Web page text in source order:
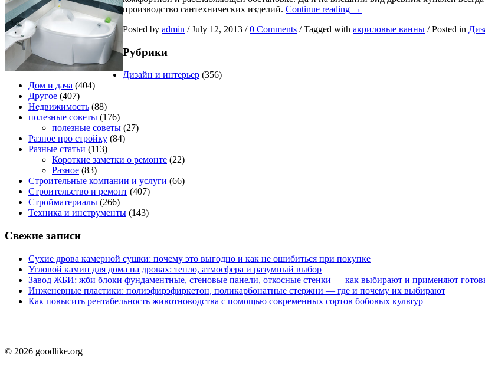
производство сантехнических изделий. Continue reading Акриловые
–
→
Posted by admin / July 12, 2013 / 0 Comments / Tagged with акриловые ванны / Posted in
Рубрики
Дизайн и интерьер (356)
Дом и дача (404)
Другое (407)
Недвижимость (88)
полезные советы (176)
полезные советы (27)
Разное про стройку (84)
Разные статьи (113)
Короткие заметки о ремонте (22)
Разное (83)
Строительные компании и услуги (66)
Строительство и ремонт (407)
Стройматериалы (266)
Техника и инструменты (143)
Свежие записи
Сухие дрова камерной сушки: почему это выгодно и как не ошибиться при покупке
Угловой камин для дома на дровах: тепло, атмосфера и разумный выбор
Завод ЖБИ: жби блоки фундаментные, стеновые панели, откосные стенки — как выбирают и применяют
Инженерные пластики: полиэфирэфиркетон, поликарбонатные стержни — где и почему их выбирают
Как повысить рентабельность животноводства с помощью современных сортов бобовых культур
© 2026 goodlike.org